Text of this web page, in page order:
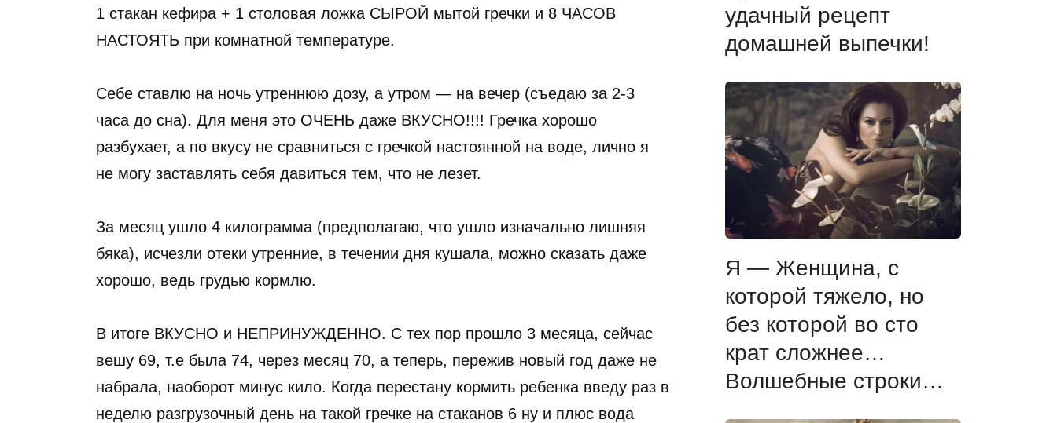
1 стакан кефира + 1 столовая ложка СЫРОЙ мытой гречки и 8 ЧАСОВ
НАСТОЯТЬ при комнатной температуре.
Себе ставлю на ночь утреннюю дозу, а утром — на вечер (съедаю за 2-3
часа до сна). Для меня это ОЧЕНЬ даже ВКУСНО!!!! Гречка хорошо
разбухает, а по вкусу не сравниться с гречкой настоянной на воде, лично я
не могу заставлять себя давиться тем, что не лезет.
За месяц ушло 4 килограмма (предполагаю, что ушло изначально лишняя
бяка), исчезли отеки утренние, в течении дня кушала, можно сказать даже
хорошо, ведь грудью кормлю.
В итоге ВКУСНО и НЕПРИНУЖДЕННО. С тех пор прошло 3 месяца, сейчас
вешу 69, т.е была 74, через месяц 70, а теперь, пережив новый год даже не
набрала, наоборот минус кило. Когда перестану кормить ребенка введу раз в
неделю разгрузочный день на такой гречке на стаканов 6 ну и плюс вода
удачный рецепт
домашней выпечки!
Я — Женщина, с
которой тяжело, но
без которой во сто
крат сложнее…
Волшебные строки…